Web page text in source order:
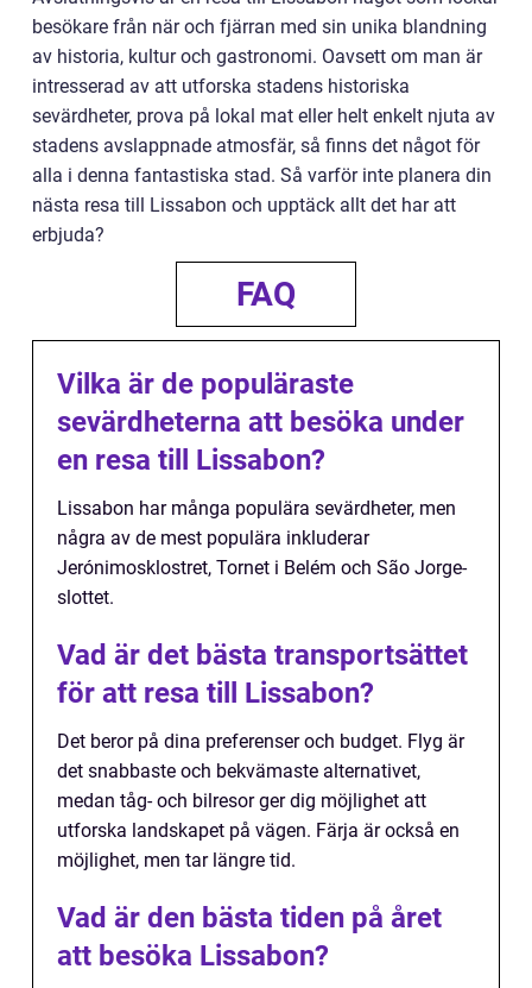
besökare från när och fjärran med sin unika blandning
av historia, kultur och gastronomi. Oavsett om man är
intresserad av att utforska stadens historiska
sevärdheter, prova på lokal mat eller helt enkelt njuta av
stadens avslappnade atmosfär, så finns det något för
alla i denna fantastiska stad. Så varför inte planera din
nästa resa till Lissabon och upptäck allt det har att
erbjuda?
FAQ
Vilka är de populäraste
sevärdheterna att besöka under
en resa till Lissabon?
Lissabon har många populära sevärdheter, men
några av de mest populära inkluderar
Jerónimosklostret, Tornet i Belém och São Jorge-
slottet.
Vad är det bästa transportsättet
för att resa till Lissabon?
Det beror på dina preferenser och budget. Flyg är
det snabbaste och bekvämaste alternativet,
medan tåg- och bilresor ger dig möjlighet att
utforska landskapet på vägen. Färja är också en
möjlighet, men tar längre tid.
Vad är den bästa tiden på året
att besöka Lissabon?